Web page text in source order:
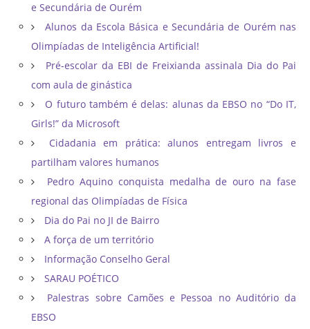
e Secundária de Ourém
Alunos da Escola Básica e Secundária de Ourém nas
Olimpíadas de Inteligência Artificial!
Pré-escolar da EBI de Freixianda assinala Dia do Pai
com aula de ginástica
O futuro também é delas: alunas da EBSO no “Do IT,
Girls!” da Microsoft
Cidadania em prática: alunos entregam livros e
partilham valores humanos
Pedro Aquino conquista medalha de ouro na fase
regional das Olimpíadas de Física
Dia do Pai no JI de Bairro
A força de um território
Informação Conselho Geral
SARAU POÉTICO
Palestras sobre Camões e Pessoa no Auditório da
EBSO